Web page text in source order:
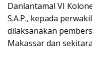
Danlantamal VI
S.A.P., kepada
dilaksanakan
Makassar dan